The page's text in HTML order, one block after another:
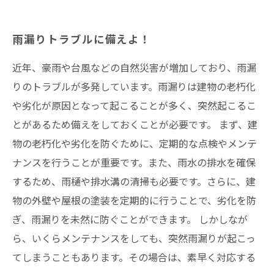
雨漏りトラブルに備えよ！
近年、豪雨や台風などの自然災害が増加しており、雨漏
りのトラブルが多発しています。雨漏りは建物の老朽化
や劣化が原因となって起こることが多く、突然起こるこ
とがあるため備えをしておくことが必要です。 まず、建
物の老朽化や劣化を防ぐために、定期的な点検やメンテ
ナンスを行うことが重要です。また、雨水の排水を確保
するため、雨樋や排水溝の清掃も必要です。さらに、建
物の外壁や屋根の塗装を定期的に行うことで、劣化を防
ぎ、雨漏りを未然に防ぐことができます。 しかしなが
ら、いくらメンテナンスをしても、突然雨漏りが起こっ
てしまうこともあります。その場合は、素早く対応する